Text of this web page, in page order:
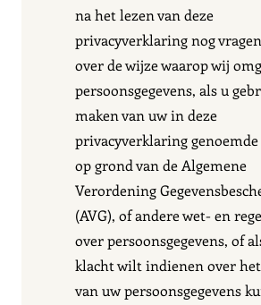
na het lezen van deze
privacyverklaring nog
over de wijze waarop wij
persoonsgegevens, als u
maken van uw in deze
privacyverklaring
op grond van de Algemene
Verordening
(AVG), of andere wet- en
over persoonsgegevens, of
klacht wilt indienen over
van uw persoonsgegevens